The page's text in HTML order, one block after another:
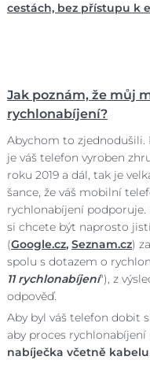
cestách, bez přístupu k
Jak poznám, že můj
rychlonabíjení?
Abychom to zjednodušili.
je váš telefon vyroben
roku 2019 a dál, tak je
šance, že váš mobilní
rychlonabíjení podporuje.
si chcete být naprosto
(Google.cz, Seznam.cz)
spolu s dotazem o
11 rychlonabíjení"), z
odpověď.
Aby byl váš telefon dobit
aby proces
nabíječka včetně kabelu